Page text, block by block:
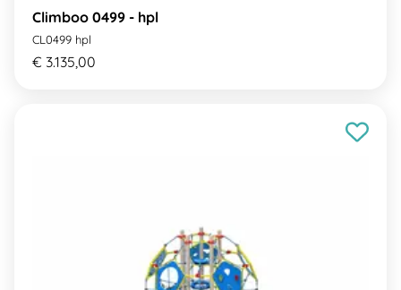
Climboo 0499 - hpl
CL0499 hpl
€ 3.135,00